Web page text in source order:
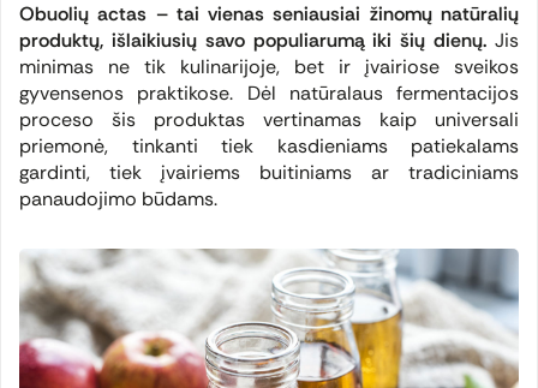
Obuolių actas – tai vienas seniausiai žinomų natūralių
produktų, išlaikiusių savo populiarumą iki šių dienų. Jis
minimas ne tik kulinarijoje, bet ir įvairiose sveikos
gyvensenos praktikose. Dėl natūralaus fermentacijos
proceso šis produktas vertinamas kaip universali
priemonė, tinkanti tiek kasdieniams patiekalams
gardinti, tiek įvairiems buitiniams ar tradiciniams
panaudojimo būdams.